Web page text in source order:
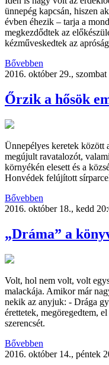
ünnepég kapcsán, hiszen
évben éhezik – tarja a
megkezdődtek az
kézműveskedtek az
Bővebben
2016. október 29.,
Őrzik a hősök
Ünnepélyes keretek között
megújult ravatalozót,
környékén elesett és a
Honvédek felújított
Bővebben
2016. október 18., kedd
„Dráma” a
Volt, hol nem volt, volt
malackája. Amikor már
nekik az anyjuk: - Drága
érettetek, megöregedtem,
szerencsét.
Bővebben
2016. október 14., péntek